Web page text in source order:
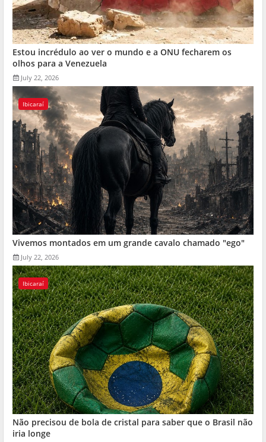
Estou incrédulo ao ver o mundo e a ONU fecharem os
olhos para a Venezuela
July 22, 2026
Ibicaraí
Vivemos montados em um grande cavalo chamado "ego"
July 22, 2026
Ibicaraí
Não precisou de bola de cristal para saber que o Brasil não
iria longe